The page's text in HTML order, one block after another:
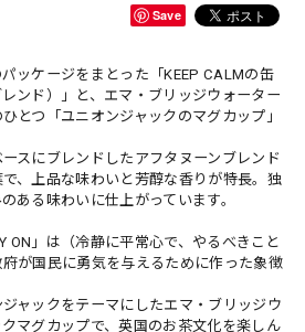
Save
ッケージをまとった「KEEP CALMの缶
ンド）」と、エマ・ブリッジウォーター
とつ「ユニオンジャックのマグカップ」
スにブレンドしたアフタヌーンブレンド
、上品な味わいと芳醇な香りが特長。独
ある味わいに仕上がっています。
ON」は（冷静に平常心で、やるべきこと
が国民に勇気を与えるために作った象徴
ャックをテーマにしたエマ・ブリッジウ
マグカップで、英国のお茶文化を楽しん